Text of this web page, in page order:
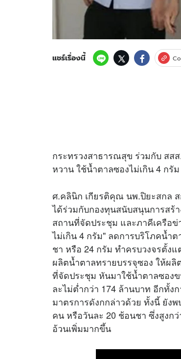
แชร์เรื่องนี้
กระทรวงสาธารณสุข ร่วมกับ สส
หวาน ใช้น้ำตาลซองไม่เกิน 4 กรั
ศ.คลินิก เกียรติคุณ นพ.ปิยะสกล
ได้ร่วมกับกองทุนสนับสนุนการสร้
สถานที่จัดประชุม และภาคีเครือ
ไม่เกิน 4 กรัม" ลดการบริโภคน้ำ
ชา หรือ 24 กรัม ทำครบวงจรตั้ง
ผลิตน้ำตาลทรายบรรจุซอง ให้ผ
ที่จัดประชุม หันมาใช้น้ำตาลซอง
ละไม่ต่ำกว่า 174 ล้านบาท อีกทั้ง
มาตรการดังกกล่าวด้วย ทั้งนี้ ยัง
คน หรือวันละ 20 ช้อนชา ซึ่งสูงก
อ้วนเพิ่มมากขึ้น